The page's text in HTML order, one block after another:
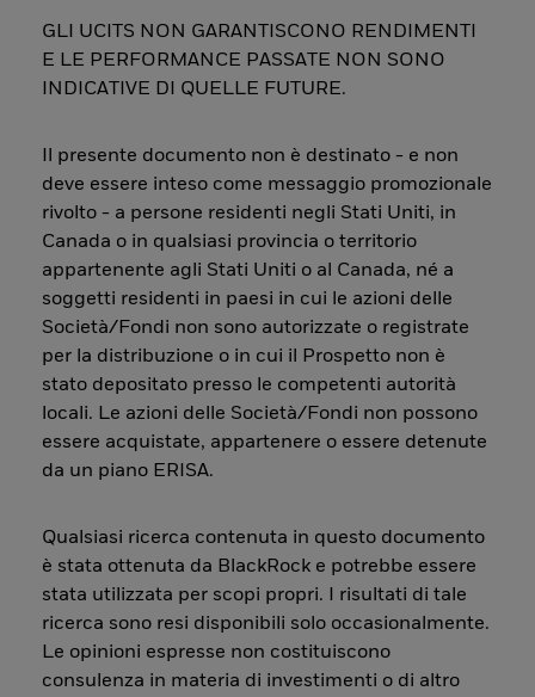
GLI UCITS NON GARANTISCONO RENDIMENTI
E LE PERFORMANCE PASSATE NON SONO
INDICATIVE DI QUELLE FUTURE.
Il presente documento non è destinato - e non
deve essere inteso come messaggio promozionale
rivolto - a persone residenti negli Stati Uniti, in
Canada o in qualsiasi provincia o territorio
appartenente agli Stati Uniti o al Canada, né a
soggetti residenti in paesi in cui le azioni delle
Società/Fondi non sono autorizzate o registrate
per la distribuzione o in cui il Prospetto non è
stato depositato presso le competenti autorità
locali. Le azioni delle Società/Fondi non possono
essere acquistate, appartenere o essere detenute
da un piano ERISA.
Qualsiasi ricerca contenuta in questo documento
è stata ottenuta da BlackRock e potrebbe essere
stata utilizzata per scopi propri. I risultati di tale
ricerca sono resi disponibili solo occasionalmente.
Le opinioni espresse non costituiscono
consulenza in materia di investimenti o di altro